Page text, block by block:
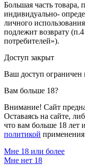
Большая часть товара,
индивидуально-
личного
подлежит возврату
потребителей»).
Доступ закрыт
Ваш доступ ограничен
Вам больше 18?
Внимание! Сайт
Оставаясь на сайте,
что вам больше 18 лет
политикой
Мне 18 или более
Мне нет 18